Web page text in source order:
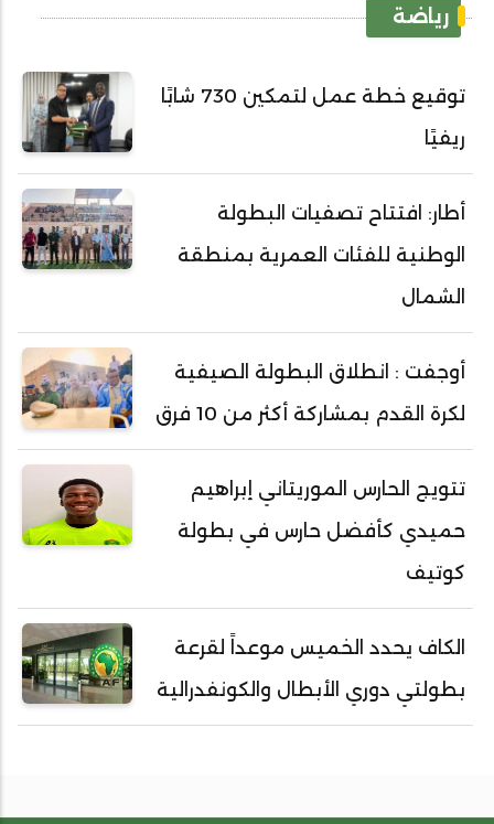
رياضة
توقيع خطة عمل لتمكين 730 شابًا
ريفيًا
أطار: افتتاح تصفيات البطولة
الوطنية للفئات العمرية بمنطقة
الشمال
أوجفت : انطلاق البطولة الصيفية
لكرة القدم بمشاركة أكثر من 10 فرق
تتويج الحارس الموريتاني إبراهيم
حميدي كأفضل حارس في بطولة
كوتيف
الكاف يحدد الخميس موعداً لقرعة
بطولتي دوري الأبطال والكونفدرالية